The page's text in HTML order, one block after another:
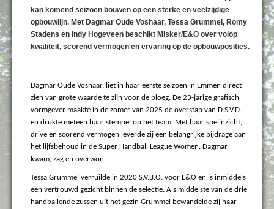
kan komend seizoen bouwen op een sterke en veelzijdige
opbouwlijn. Met Dagmar Oude Voshaar, Tessa Grummel, Romy
Stadens en Indy Hogeveen beschikt Misker/E&O over volop
kwaliteit, scorend vermogen en ervaring op de opbouwposities.
Dagmar Oude Voshaar, liet in haar eerste seizoen in Emmen direct
zien van grote waarde te zijn voor de ploeg. De 23-jarige grafisch
vormgever maakte in de zomer van 2025 de overstap van D.S.V.D.
en drukte meteen haar stempel op het team. Met haar spelinzicht,
drive en scorend vermogen leverde zij een belangrijke bijdrage aan
het lijfsbehoud in de Super Handball League Women. Dagmar
kwam, zag en overwon.
Tessa Grummel verruilde in 2020 S.V.B.O. voor E&O en is inmiddels
een vertrouwd gezicht binnen de selectie. Als middelste van de drie
handballende zussen uit het gezin Grummel bewandelde zij haar